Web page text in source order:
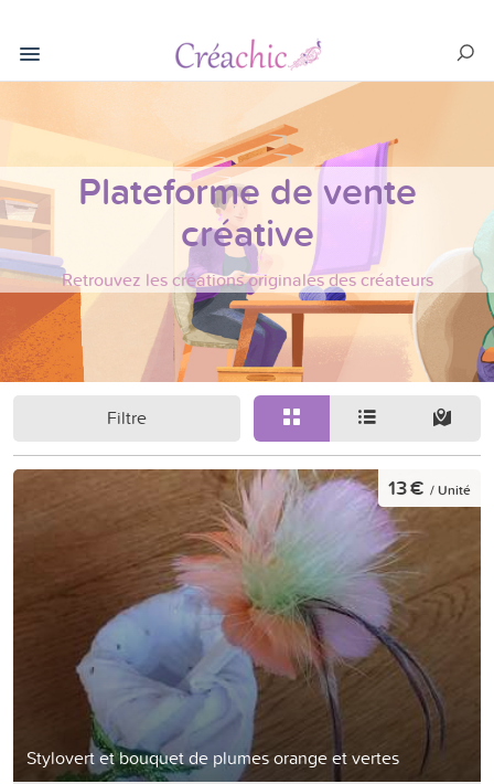
Plateforme de vente
créative
Retrouvez les créations originales des créateurs
Filtre
Stylovert et bouquet de plumes orange et vertes
13 € / Unité